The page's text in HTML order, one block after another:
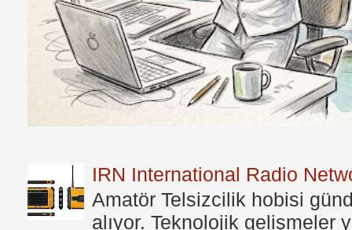
IRN International Radio
Amatör Telsizcilik hobisi
alıyor. Teknolojik gelişmeler